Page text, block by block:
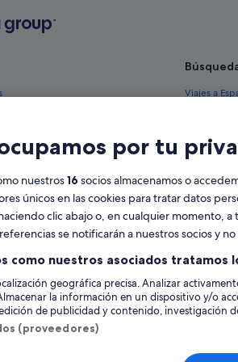
& Resorts en Sanxenxo
Portonovo
aventura en Portonovo
Portonovo
en Portonovo
hoteles
en Portonovo
en Portonovo
bar en Portonovo
Viajes a
Alquileres
Vuelos
Alquiler de
por tu
nuestros16 socios almacenamos o
únicos en las cookies para tratar datos
clic abajo o, en cualquier momento,
se notificarán a nuestros socios y
como nuestros asociados tratamos
geográfica precisa. Analizar
la información en un dispositivo y/o
de publicidad y contenido, investigación
(proveedores)